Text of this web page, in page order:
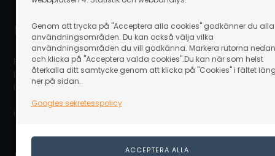
Genom att trycka på "Acceptera alla cookies" godkänner du alla
användningsområden. Du kan också välja vilka
användningsområden du vill godkänna. Markera rutorna nedan
och klicka på "Acceptera valda cookies".Du kan när som helst
återkalla ditt samtycke genom att klicka på "Cookies" i fältet
ner på sidan.
Googles sekretesspolicy
Linaa.se / Linå A/S
Bergsøesvej 11
DK-8600 Silkeborg
Danmark
info@linaa.se